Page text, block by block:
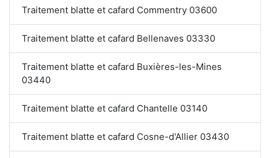
Traitement blatte et cafard Commentry 03600
Traitement blatte et cafard Bellenaves 03330
Traitement blatte et cafard Buxières-les-Mines
03440
Traitement blatte et cafard Chantelle 03140
Traitement blatte et cafard Cosne-d'Allier 03430